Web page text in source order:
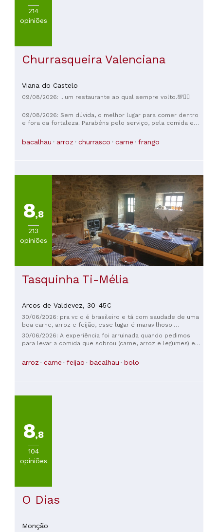
214
opiniões
Churrasqueira Valenciana
Viana do Castelo
09/08/2026: ...um restaurante ao qual sempre volto.💯✌🏼
09/08/2026: Sem dúvida, o melhor lugar para comer dentro
e fora da fortaleza. Parabéns pelo serviço, pela comida e
bacalhau arroz churrasco carne frango
8,8
213
opiniões
Tasquinha Ti-Mélia
Arcos de Valdevez, 30-45€
30/06/2026: pra vc q é brasileiro e tá com saudade de uma
boa carne, arroz e feijão, esse lugar é maravilhoso!
excelente atendimento e comida absurdamente boa!
30/06/2026: A experiência foi arruinada quando pedimos
para levar a comida que sobrou (carne, arroz e legumes) e
Pelo preço que pagamos, poderiam ao menos tê-la
colocado em uma embalagem adequada.
arroz carne feijao bacalhau bolo
8,8
104
opiniões
O Dias
Monção